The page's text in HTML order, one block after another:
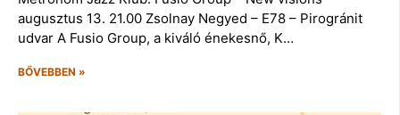
augusztus 13. 21.00 Zsolnay Negyed – E78 – Pirogránit
udvar A Fusio Group, a kiváló énekesnő, K…
BŐVEBBEN »